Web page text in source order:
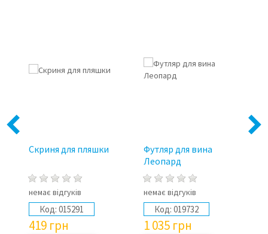
Previous
Скриня для пляшки
немає відгуків
Код: 015291
419 грн
Футляр для вина
Леопард
немає відгуків
Код: 019732
1 035 грн
Next